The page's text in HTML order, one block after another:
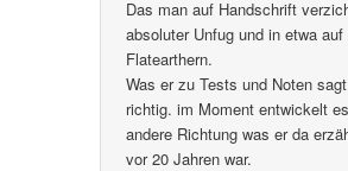
Das man auf Handschrift
absoluter Unfug und in etwa
Flatearthern.
Was er zu Tests und Noten
richtig. im Moment entwickelt
andere Richtung was er da
vor 20 Jahren war.